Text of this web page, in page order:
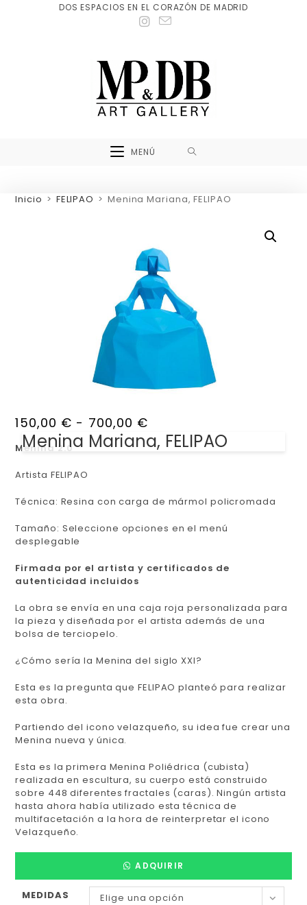
DOS ESPACIOS EN EL CORAZÓN DE MADRID
MENÚ
Inicio > FELIPAO > Menina Mariana, FELIPAO
Menina Mariana, FELIPAO
150,00 € - 700,00 €
Menina 2.0
Artista FELIPAO
Técnica: Resina con carga de mármol policromada
Tamaño: Seleccione opciones en el menú
desplegable
Firmada por el artista y certificados de
autenticidad incluidos
La obra se envía en una caja roja personalizada para
la pieza y diseñada por el artista además de una
bolsa de terciopelo.
¿Cómo sería la Menina del siglo XXI?
Esta es la pregunta que FELIPAO planteó para realizar
esta obra.
Partiendo del icono velazqueño, su idea fue crear una
Menina nueva y única.
Esta es la primera Menina Poliédrica (cubista)
realizada en escultura, su cuerpo está construido
sobre 448 diferentes fractales (caras). Ningún artista
hasta ahora había utilizado esta técnica de
multifacetación a la hora de reinterpretar el icono
Velazqueño.
ADQUIRIR
MEDIDAS Elige una opción